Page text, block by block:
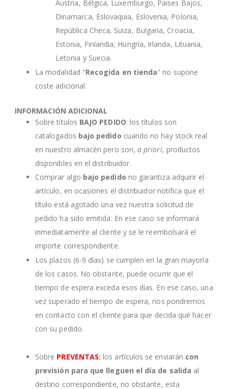
Austria, Bélgica, Luxemburgo, Paises Bajos,
Dinamarca, Eslovaquia, Eslovenia, Polonia,
República Checa, Suiza, Bulgaria, Croacia,
Estonia, Finlandia, Hungría, Irlanda, Lituania,
Letonia y Suecia.
La modalidad "Recogida en tienda" no supone
coste adicional.
INFORMACIÓN ADICIONAL
Sobre títulos BAJO PEDIDO: los títulos son
catalogados bajo pedido cuando no hay stock real
en nuestro almacén pero son,a priori, productos
disponibles en el distribuidor.
Comprar algo bajo pedido no garantiza adquirir el
artículo, en ocasiones el distribuidor notifica que el
título está agotado una vez nuestra solicitud de
pedido ha sido emitida. En ese caso se informará
inmediatamente al cliente y se le reembolsará el
importe correspondiente.
Los plazos (6-9 días) se cumplen en la gran mayoría
de los casos. No obstante, puede ocurrir que el
tiempo de espera exceda esos días. En ese caso, una
vez superado el tiempo de espera, nos pondremos
en contacto con el cliente para que decida qué hacer
con su pedido.
Sobre PREVENTAS:los artículos se enviarán con
previsión para que lleguen el día de salida al
destino correspondiente, no obstante, esta